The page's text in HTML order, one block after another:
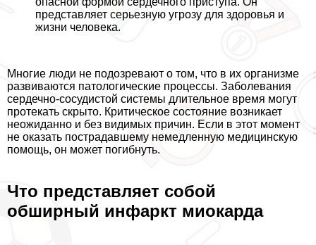
представляет серьезную угрозу для здоровья и
жизни человека.
Многие люди не подозревают о том, что в их организме
развиваются патологические процессы. Заболевания
сердечно-сосудистой системы длительное время могут
протекать скрыто. Критическое состояние возникает
неожиданно и без видимых причин. Если в этот момент
не оказать пострадавшему немедленную медицинскую
помощь, он может погибнуть.
Что представляет собой
обширный инфаркт миокарда